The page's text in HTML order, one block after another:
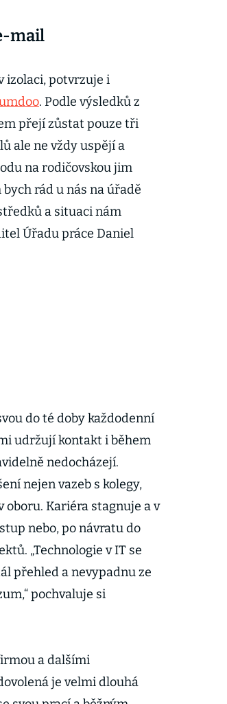
mail
izolaci, potvrzuje i
. Podle výsledků z
přejí zůstat pouze tři
ale ne vždy uspějí a
na rodičovskou jim
rád u nás na úřadě
a situaci nám
Úřadu práce Daniel
do té doby každodenní
udržují kontakt i během
nedocházejí.
nejen vazeb s kolegy,
Kariéra stagnuje a v
nebo, po návratu do
„Technologie v IT se
přehled a nevypadnu ze
pochvaluje si
a dalšími
je velmi dlouhá